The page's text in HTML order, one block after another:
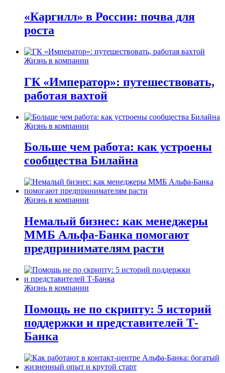
«Каргилл» в России: почва для
роста
Жизнь в компании
ГК «Император»: путешествовать,
работая вахтой
Жизнь в компании
Больше чем работа: как устроены
сообщества Билайна
Жизнь в компании
Немалый бизнес: как менеджеры
ММБ Альфа-Банка помогают
предпринимателям расти
Жизнь в компании
Помощь не по скрипту: 5 историй
поддержки и представителей Т-
Банка